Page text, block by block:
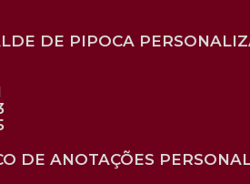
DE PIPOCA
DE ANOTAÇÕES